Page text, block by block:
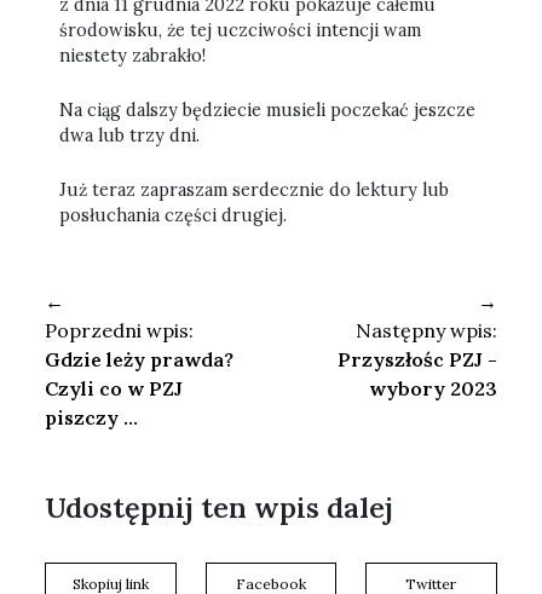
środowisku, że tej uczciwości intencji wam
niestety zabrakło!
Na ciąg dalszy będziecie musieli poczekać jeszcze
dwa lub trzy dni.
Już teraz zapraszam serdecznie do lektury lub
posłuchania części drugiej.
←
Poprzedni wpis:
Gdzie leży prawda?
Czyli co w PZJ
piszczy ...
→
Następny wpis:
Przyszłośc PZJ -
wybory 2023
Udostępnij ten wpis dalej
Skopiuj link Facebook Twitter